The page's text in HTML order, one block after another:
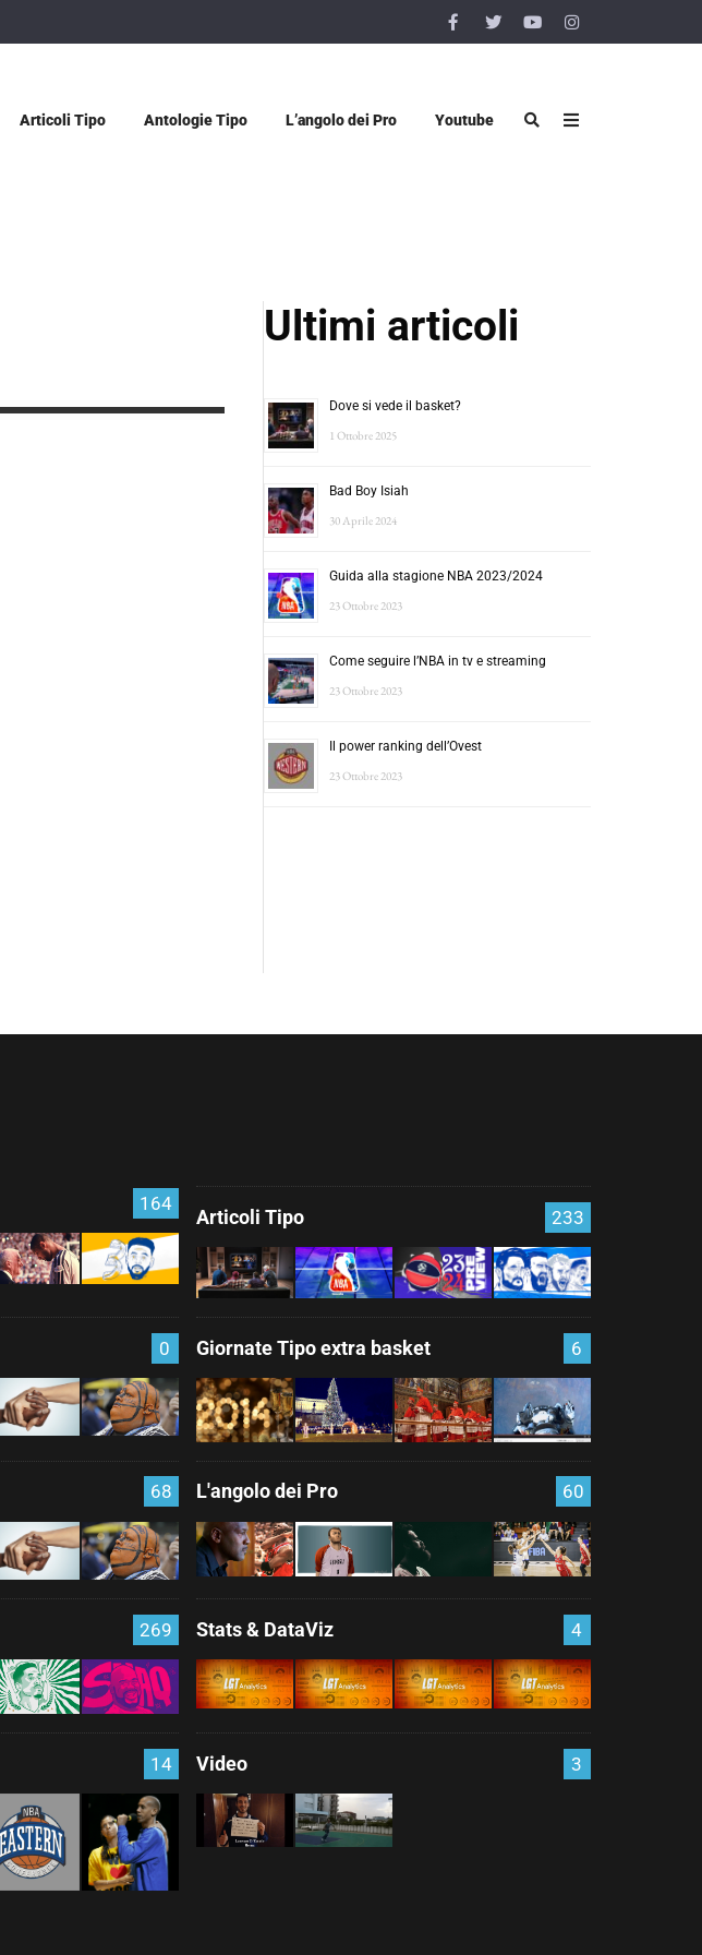
Articoli Tipo Antologie Tipo L’angolo dei Pro Youtube
Ultimi articoli
Dove si vede il basket?
1 Ottobre 2025
Bad Boy Isiah
30 Aprile 2024
Guida alla stagione NBA 2023/2024
23 Ottobre 2023
Come seguire l’NBA in tv e streaming
23 Ottobre 2023
Il power ranking dell’Ovest
23 Ottobre 2023
164
Articoli Tipo 233
0 Giornate Tipo extra basket 6
68 L'angolo dei Pro 60
269 Stats & DataViz 4
14 Video 3